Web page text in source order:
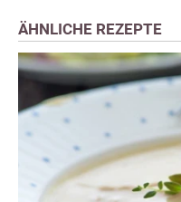
ÄHNLICHE REZEPTE